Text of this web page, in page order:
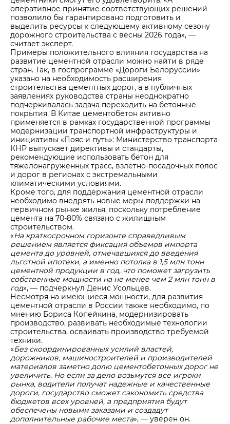
оперативное принятие соответствующих решений
позволило бы гарантировано подготовить и
выделить ресурсы к следующему активному сезону
дорожного строительства с весны 2026 года», —
считает эксперт.
Примеры положительного влияния государства на
развитие цементной отрасли можно найти в ряде
стран. Так, в госпрограмме «Дороги Белоруссии»
указано на необходимость расширения
строительства цементных дорог, а в публичных
заявлениях руководства страны неоднократно
подчеркивалась задача переходить на бетонные
покрытия. В Китае цементобетон активно
применяется в рамках государственной программы
модернизации транспортной инфраструктуры и
инициативы «Пояс и путь»: Министерство транспорта
КНР выпускает директивы и стандарты,
рекомендующие использовать бетон для
тяжелонагруженных трасс, взлетно-посадочных полос
и дорог в регионах с экстремальными
климатическими условиями.
Кроме того, для поддержания цементной отрасли
необходимо внедрять новые меры поддержки на
первичном рынке жилья, поскольку потребление
цемента на 70-80% связано с жилищным
строительством.
«На краткосрочном горизонте справедливым
решением является фиксация объемов импорта
цемента до уровней, отмечавшихся до введения
льготной ипотеки, а именно потолка в 1,5 млн тонн
цементной продукции в год, что поможет загрузить
собственные мощности на не менее чем 2 млн тонн в
год», — подчеркнул Денис Усольцев.
Несмотря на имеющиеся мощности, для развития
цементной отрасли в России также необходимо, по
мнению Бориса Копейкина, модернизировать
производство, развивать необходимые технологии
строительства, осваивать производство требуемой
техники.
«Без скоординированных усилий властей,
дорожников, машиностроителей и производителей
материалов заметно долю цементобетонных дорог не
увеличить. Но если за дело возьмутся все игроки
рынка, водители получат надежные и качественные
дороги, государство сможет сэкономить средства
бюджетов всех уровней, а предприятия будут
обеспечены новыми заказами и создадут
дополнительные рабочие места», — уверен он.